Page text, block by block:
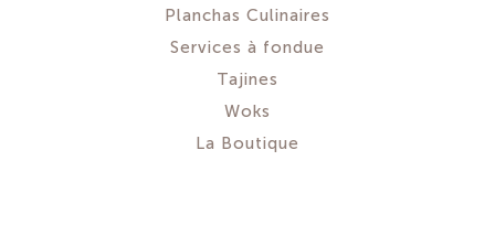
Planchas Culinaires
Services à fondue
Tajines
Woks
La Boutique